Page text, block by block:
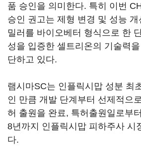
품 승인을 의미한다. 특히 이번
승인 권고는 제형 변경 및 성능 개
밀러를 바이오베터 형식으로 한
성을 입증한 셀트리온의 기술력
단하고 있다.
램시마SC는 인플릭시맙 성분 최
인 만큼 개발 단계부터 선제적으
허 출원을 완료, 특허출원일로부
8년까지 인플릭시맙 피하주사 시
다.